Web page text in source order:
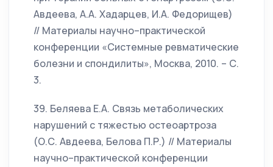
Авдеева, А.А. Хадарцев, И.А. Федорищев)
// Материалы научно–практической
конференции «Системные ревматические
болезни и спондилиты», Москва, 2010. – С.
3.
39. Беляева Е.А. Связь метаболических
нарушений с тяжестью остеоартроза
(О.С. Авдеева, Белова П.Р.) // Материалы
научно–практической конференции